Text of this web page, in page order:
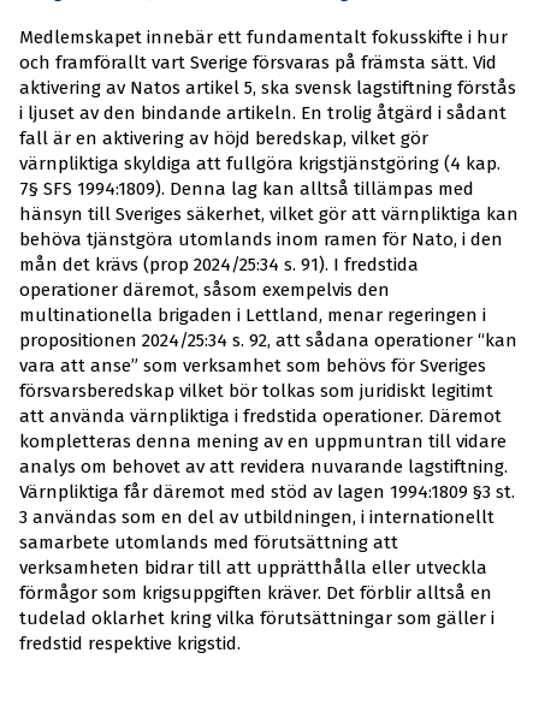
Medlemskapet innebär ett fundamentalt fokusskifte i hur
och framförallt vart Sverige försvaras på främsta sätt. Vid
aktivering av Natos artikel 5, ska svensk lagstiftning förstås
i ljuset av den bindande artikeln. En trolig åtgärd i sådant
fall är en aktivering av höjd beredskap, vilket gör
värnpliktiga skyldiga att fullgöra krigstjänstgöring (4 kap.
7§ SFS 1994:1809). Denna lag kan alltså tillämpas med
hänsyn till Sveriges säkerhet, vilket gör att värnpliktiga kan
behöva tjänstgöra utomlands inom ramen för Nato, i den
mån det krävs (prop 2024/25:34 s. 91). I fredstida
operationer däremot, såsom exempelvis den
multinationella brigaden i Lettland, menar regeringen i
propositionen 2024/25:34 s. 92, att sådana operationer “kan
vara att anse” som verksamhet som behövs för Sveriges
försvarsberedskap vilket bör tolkas som juridiskt legitimt
att använda värnpliktiga i fredstida operationer. Däremot
kompletteras denna mening av en uppmuntran till vidare
analys om behovet av att revidera nuvarande lagstiftning.
Värnpliktiga får däremot med stöd av lagen 1994:1809 §3 st.
3 användas som en del av utbildningen, i internationellt
samarbete utomlands med förutsättning att
verksamheten bidrar till att upprätthålla eller utveckla
förmågor som krigsuppgiften kräver. Det förblir alltså en
tudelad oklarhet kring vilka förutsättningar som gäller i
fredstid respektive krigstid.